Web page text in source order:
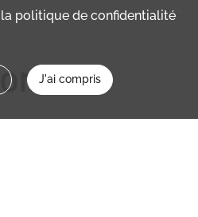
politique de confidentialité
J'ai compris